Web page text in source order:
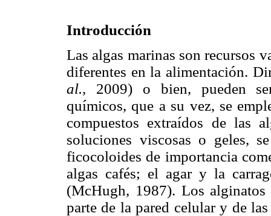
Introducción
Las algas marinas son recursos
diferentes en la alimentación.
al., 2009) o bien, pueden
químicos, que a su vez, se
compuestos extraídos de las
soluciones viscosas o geles,
ficocoloides de importancia
algas cafés; el agar y la
(McHugh, 1987). Los
parte de la pared celular y de